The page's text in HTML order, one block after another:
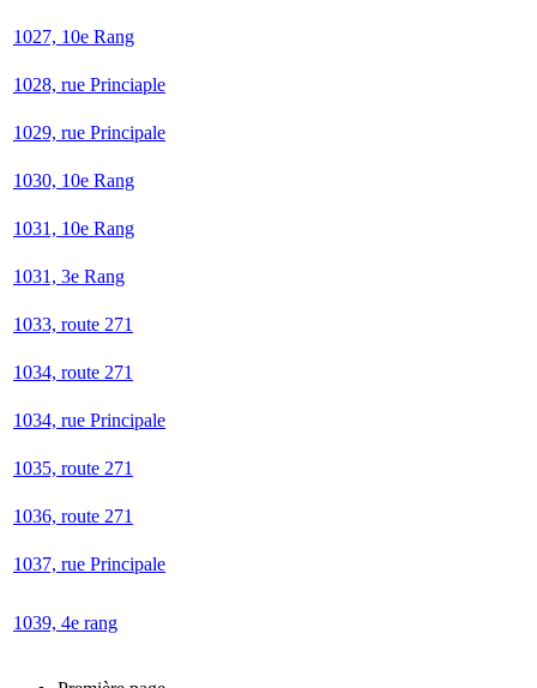
1027, 10e Rang
1028, rue Princiaple
1029, rue Principale
1030, 10e Rang
1031, 10e Rang
1031, 3e Rang
1033, route 271
1034, route 271
1034, rue Principale
1035, route 271
1036, route 271
1037, rue Principale
1039, 4e rang